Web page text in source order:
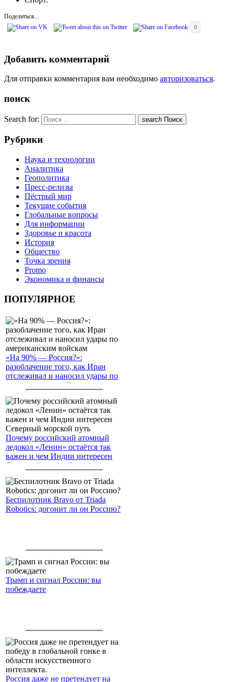
Поделиться...
0
Добавить комментарий
Для отправки комментария вам необходимо авторизоваться.
поиск
Search for: search Поиск
Рубрики
Наука и технологии
Аналитика
Геополитика
Пресс-релизы
Пёстрый мир
Текущие события
Глобальные вопросы
Для информации
Здоровье и красота
История
Общество
Точка зрения
Promo
Экономика и финансы
ПОПУЛЯРНОЕ
«На 90% — Россия?»:
разоблачение того, как Иран
отслеживал и наносил удары по
американским войскам
Почему российский атомный
ледокол «Ленин» остаётся так
важен и чем Индии интересен
Северный морской путь
Беспилотник Bravo от Triada
Robotics: догонит ли он Россию?
Трамп и сигнал России: вы
побеждаете
Россия даже не претендует на